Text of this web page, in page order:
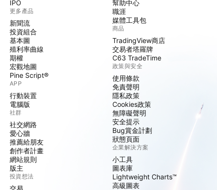
IPO
更多產品
新聞流
投資組合
基本圖
殖利率曲線
期權
宏觀地圖
Pine Script®
APP
行動裝置
電腦版
社群
社交網路
愛心牆
推薦給朋友
創作者計畫
網站規則
版主
投資想法
交易
幫助中心
職涯
媒體工具包
商品
TradingView商店
交易者塔羅牌
C63 TradeTime
政策與安全
使用條款
免責聲明
隱私政策
Cookies政策
無障礙聲明
安全提示
Bug賞金計劃
狀態頁面
企業解決方案
小工具
圖表庫
Lightweight Charts™
高級圖表